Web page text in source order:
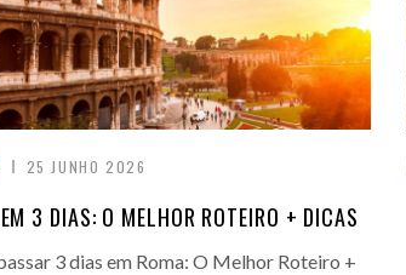
25 JUNHO 2026
3 DIAS: O MELHOR ROTEIRO + DICAS
3 dias em Roma: O Melhor Roteiro +